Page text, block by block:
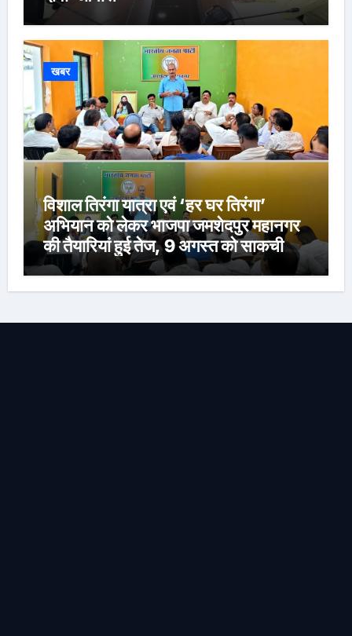
खबर
विशाल तिरंगा यात्रा एवं ‘हर घर तिरंगा’
अभियान को लेकर भाजपा जमशेदपुर महानगर
की तैयारियां हुई तेज, 9 अगस्त को साकची
नेताजी सुभाष मैदान से निकलेगी विशाल तिरंगा
यात्रा